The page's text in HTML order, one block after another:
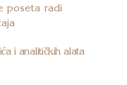
poseta radi
i analitičkih alata